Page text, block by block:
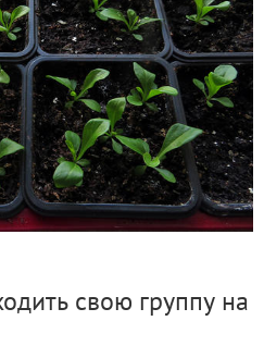
свою группу на